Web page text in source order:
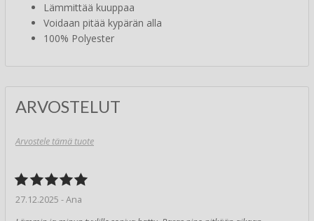
Lämmittää kuuppaa
Voidaan pitää kypärän alla
100% Polyester
ARVOSTELUT
Arvostele tämä tuote
27.12.2025 - Ana